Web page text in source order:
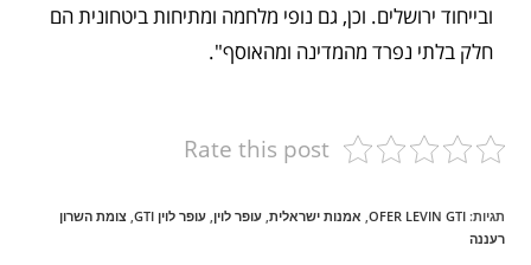
ובייחוד ירושלים. וכן, גם נופי מלחמה ומתיחות ביטחונית הם
חלק בלתי נפרד מהמדינה ומהאוסף".
Rate this post
תגיות:
OFER LEVIN GTI אמנות ישראלית עופר לוין עופר לוין GTI
צומת השרון
רעננה